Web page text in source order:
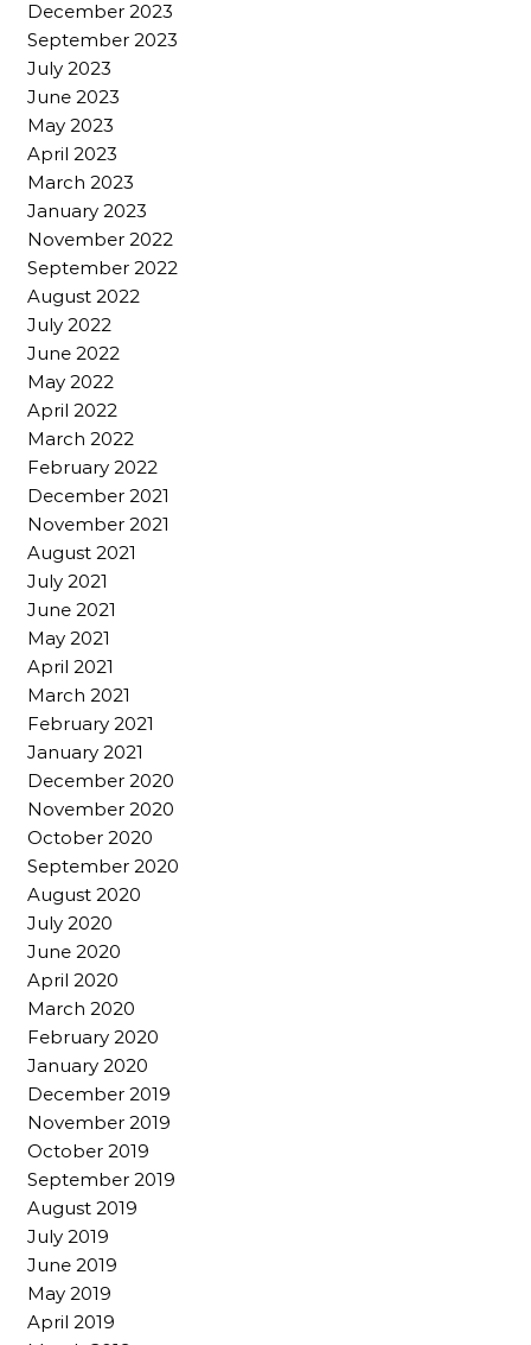
December 2023
September 2023
July 2023
June 2023
May 2023
April 2023
March 2023
January 2023
November 2022
September 2022
August 2022
July 2022
June 2022
May 2022
April 2022
March 2022
February 2022
December 2021
November 2021
August 2021
July 2021
June 2021
May 2021
April 2021
March 2021
February 2021
January 2021
December 2020
November 2020
October 2020
September 2020
August 2020
July 2020
June 2020
April 2020
March 2020
February 2020
January 2020
December 2019
November 2019
October 2019
September 2019
August 2019
July 2019
June 2019
May 2019
April 2019